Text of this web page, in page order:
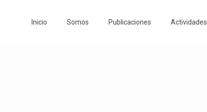
Inicio Somos Publicaciones Actividades